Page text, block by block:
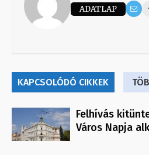
ADATLAP
KAPCSOLÓDÓ CIKKEK
Felhívás
Város Napja